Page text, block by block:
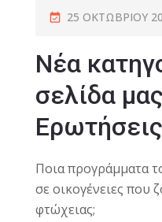
25 ΟΚΤΩΒΡΊΟΥ
Νέα
σελίδα
Ποια προγράμματα
σε οικογένειες που
φτώχειας;